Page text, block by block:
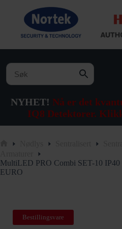
NYHET! Nå er det
IQ8 Detektorer.
innholdet
MultiLED PRO Combi SET-10
EURO
Bestillingsvare